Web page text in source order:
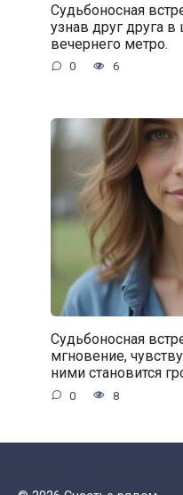
Судьбоносная
узнав друг друга
вечернего метро.
0 6
Судьбоносная
мгновение,
ними становится
0 8